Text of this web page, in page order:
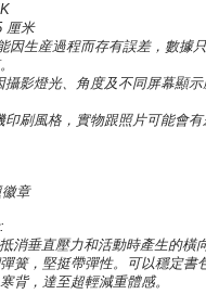
厘米
因生産過程而存有誤差，數據
攝影燈光、角度及不同屏幕顯
印刷風格，實物跟照片可能會
徽章
:
消垂直壓力和活動時產生的橫
簧，堅挺帶彈性。可以穩定書
背，達至超輕減重體感。